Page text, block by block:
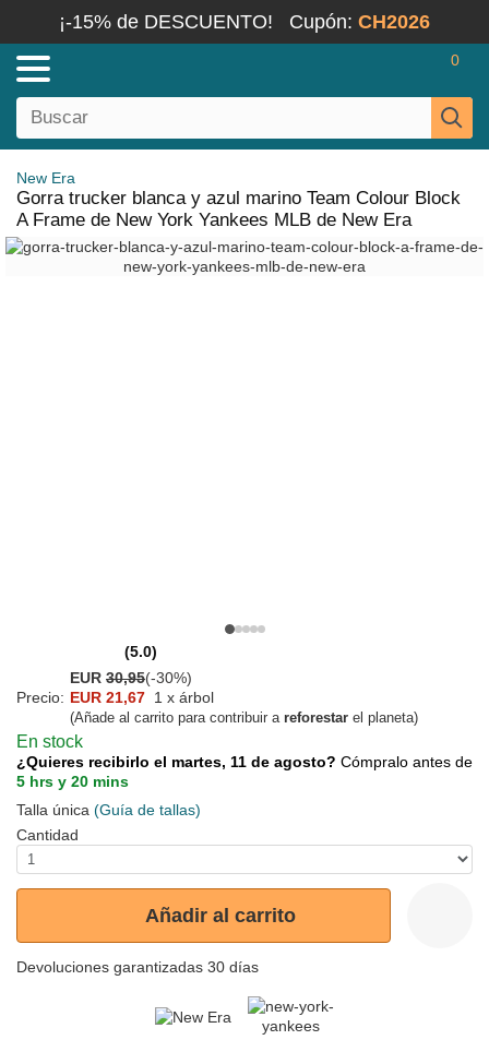
¡-15% de DESCUENTO! Cupón: CH2026
0
New Era
Gorra trucker blanca y azul marino Team Colour Block
A Frame de New York Yankees MLB de New Era
(5.0)
EUR 30,95(-30%)
Precio: EUR 21,67 1 x árbol
(Añade al carrito para contribuir a reforestar el planeta)
En stock
¿Quieres recibirlo el martes, 11 de agosto? Cómpralo antes de
5 hrs y 20 mins
Talla única (Guía de tallas)
Cantidad
Añadir al carrito
Devoluciones garantizadas 30 días